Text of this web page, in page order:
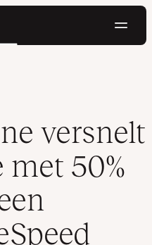
met 50% en haalt nu een
versnelt
50%